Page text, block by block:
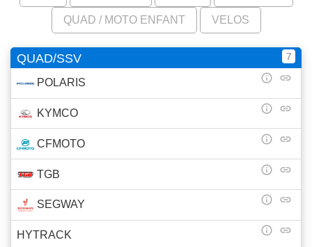
QUAD / MOTO ENFANT VELOS
QUAD/SSV 7
POLARIS link
info_outline
KYMCO link
info_outline
CFMOTO link
info_outline
TGB link
info_outline
SEGWAY link
info_outline
HYTRACK link
info_outline